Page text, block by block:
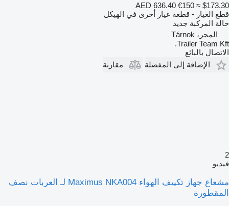
AED 636.40 €150 ≈ $173.30
قطع الغيار - قطعة غيار أخرى في الهيكل
حالة المركبة جديد
المجر، Tárnok
Trailer Team Kft.
الاتصال بالبائع
الإضافة إلى المفضلة
مقارنة
2
فيديو
مشعاع جهاز تكييف الهواء Maximus NKA004 لـ العربات نصف
المقطورة